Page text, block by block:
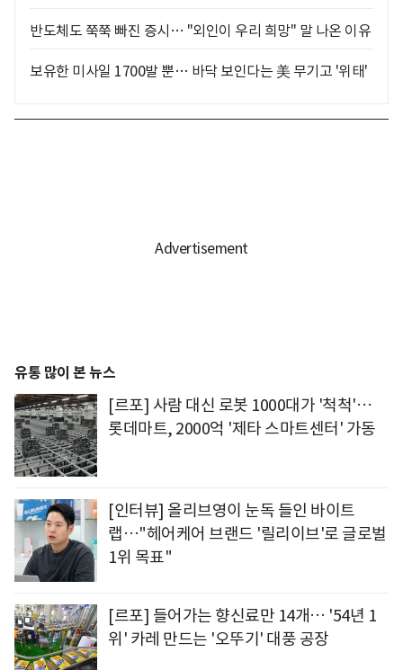
반도체도 쭉쭉 빠진 증시… "외인이 우리 희망" 말 나온 이유
보유한 미사일 1700발 뿐… 바닥 보인다는 美 무기고 '위태'
유통 많이 본 뉴스
[르포] 사람 대신 로봇 1000대가 '척척'…
롯데마트, 2000억 '제타 스마트센터' 가동
[인터뷰] 올리브영이 눈독 들인 바이트
랩…"헤어케어 브랜드 '릴리이브'로 글로벌
1위 목표"
[르포] 들어가는 향신료만 14개… '54년 1
위' 카레 만드는 '오뚜기' 대풍 공장